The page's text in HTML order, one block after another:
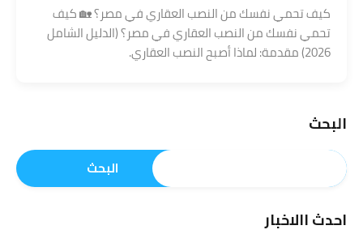
كيف تحمي نفسك من النصب العقاري في مصر؟ 🏡 كيف
تحمي نفسك من النصب العقاري في مصر؟ (الدليل الشامل
2026) مقدمة: لماذا أصبح النصب العقاري.
البحث
البحث
احدث االاخبار